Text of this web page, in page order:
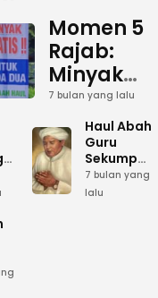
Momen 5
Rajab:
Minyak
Gratis
dan Cinta
yang
Terus
Mengalir
7 bulan yang lalu
Haul Abah
Guru
Sekumpul:
Ketika
Lautan
7 bulan yang
lalu